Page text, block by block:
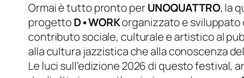
Ormai è tutto pronto per UNOQUATTRO, la
progetto D•WORKorganizzato e sviluppato
contributo sociale, culturale e artistico al
alla cultura jazzistica che alla conoscenza
Le luci sull’edizione 2026 di questo festival,